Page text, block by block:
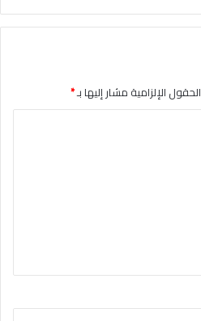
الحقول الإلزامية مشار إليها بـ*